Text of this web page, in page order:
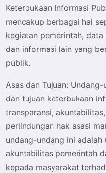
Keterbukaan Informasi
mencakup berbagai hal
kegiatan pemerintah,
dan informasi lain yang
publik.
Asas dan Tujuan: Undang-
dan tujuan keterbukaan
transparansi,
perlindungan hak asasi
undang-undang ini adalah
akuntabilitas pemerintah
kepada masyarakat